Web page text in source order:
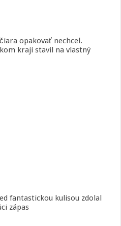
opakovať nechcel.
kraji stavil na vlastný
fantastickou kulisou zdolal
zápas